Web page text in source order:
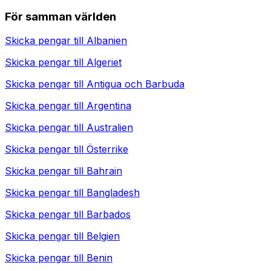
För samman världen
Skicka pengar till Albanien
Skicka pengar till Algeriet
Skicka pengar till Antigua och Barbuda
Skicka pengar till Argentina
Skicka pengar till Australien
Skicka pengar till Österrike
Skicka pengar till Bahrain
Skicka pengar till Bangladesh
Skicka pengar till Barbados
Skicka pengar till Belgien
Skicka pengar till Benin